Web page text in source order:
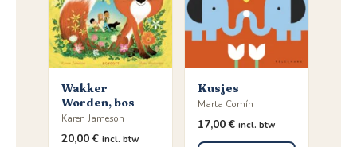
Wakker
Worden, bos
Karen Jameson
20,00€ incl. btw
Kusjes
Marta Comín
17,00€ incl. btw